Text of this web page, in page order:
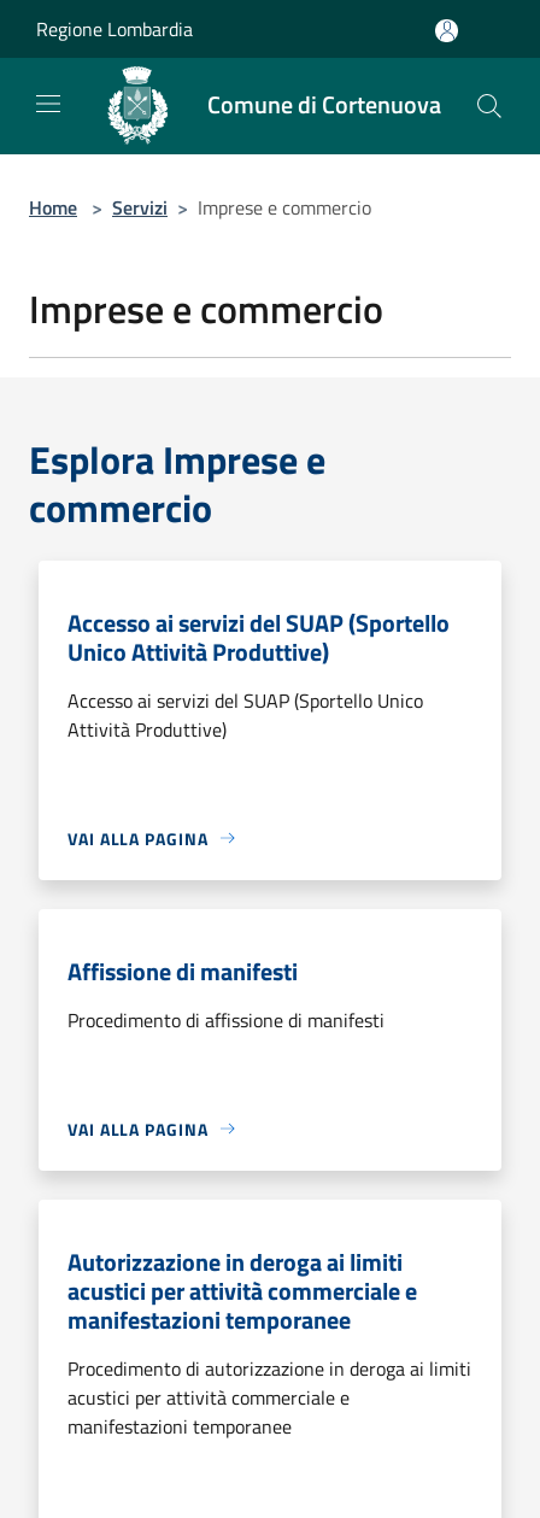
Regione Lombardia
Comune di Cortenuova
Home > Servizi > Imprese e commercio
Imprese e commercio
Esplora Imprese e
commercio
Accesso ai servizi del SUAP (Sportello
Unico Attività Produttive)
Accesso ai servizi del SUAP (Sportello Unico
Attività Produttive)
VAI ALLA PAGINA
Affissione di manifesti
Procedimento di affissione di manifesti
VAI ALLA PAGINA
Autorizzazione in deroga ai limiti
acustici per attività commerciale e
manifestazioni temporanee
Procedimento di autorizzazione in deroga ai limiti
acustici per attività commerciale e
manifestazioni temporanee